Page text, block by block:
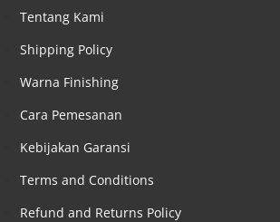
Tentang Kami
Shipping Policy
Warna Finishing
Cara Pemesanan
Kebijakan Garansi
Terms and Conditions
Refund and Returns Policy